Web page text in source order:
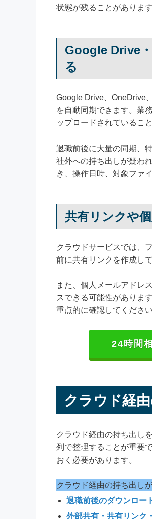
状態が残ることがあります
Google Drive
る
Google Drive、OneDrive
を自動同期できます。業
ップロードされているこ
退職前後に大量の同期、
社外への持ち出しが疑わ
き、操作日時、対象ファ
共有リンクや
クラウドサービスでは、
前に共有リンクを作成し
また、個人メールアドレ
スできる可能性がありま
重点的に確認してください
24時間
クラウド経
クラウド経由の持ち出し
列で整理することが重要
おく必要があります。
クラウド経由の持ち出し
退職前後のダウンロー
外部共有・共有リンク